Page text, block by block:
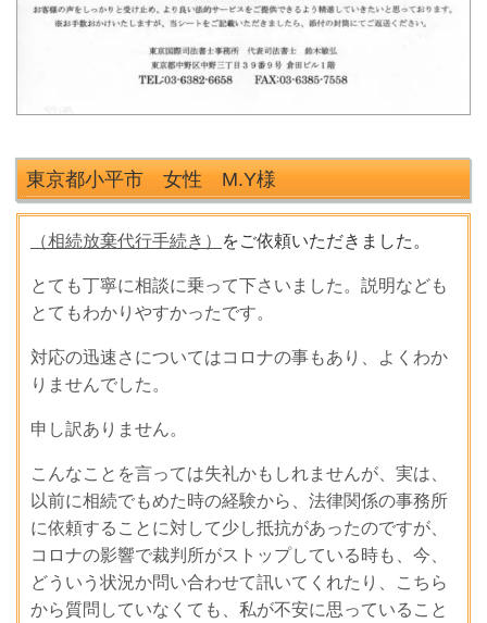
東京都小平市 女性 M.Y様
（相続放棄代行手続き） をご依頼いただきました。
とても丁寧に相談に乗って下さいました。説明なども
とてもわかりやすかったです。
対応の迅速さについてはコロナの事もあり、よくわか
りませんでした。
申し訳ありません。
こんなことを言っては失礼かもしれませんが、実は、
以前に相続でもめた時の経験から、法律関係の事務所
に依頼することに対して少し抵抗があったのですが、
コロナの影響で裁判所がストップしている時も、今、
どういう状況か問い合わせて訊いてくれたり、こちら
から質問していなくても、私が不安に思っていること